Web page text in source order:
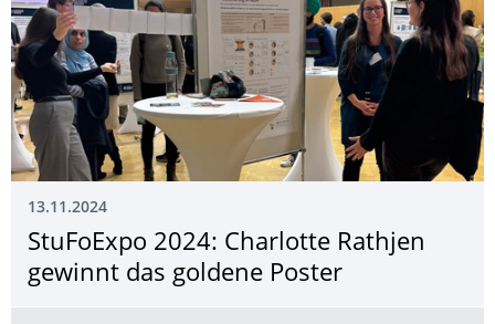
13.11.2024
StuFoExpo 2024: Charlotte Rathjen
gewinnt das goldene Poster